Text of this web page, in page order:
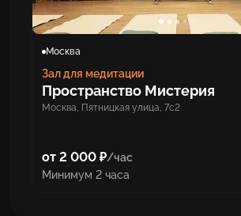
Москва
Зал для медитации
Пространство Мистерия
Москва, Пятницкая улица, 7с2
от 2 000 ₽/час
Минимум 2 часа